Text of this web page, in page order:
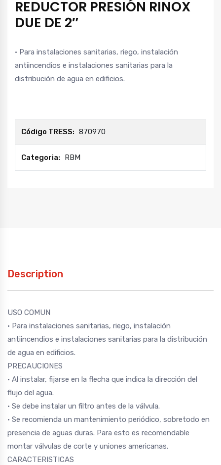
REDUCTOR PRESIÓN RINOX
DUE DE 2″
• Para instalaciones sanitarias, riego, instalación
antiincendios e instalaciones sanitarias para la
distribución de agua en edificios.
Código TRESS: 870970
Categoria: RBM
Description
USO COMUN
• Para instalaciones sanitarias, riego, instalación
antiincendios e instalaciones sanitarias para la distribución
de agua en edificios.
PRECAUCIONES
• Al instalar, fijarse en la flecha que indica la dirección del
flujo del agua.
• Se debe instalar un filtro antes de la válvula.
• Se recomienda un mantenimiento periódico, sobretodo en
presencia de aguas duras. Para esto es recomendable
montar válvulas de corte y uniones americanas.
CARACTERISTICAS